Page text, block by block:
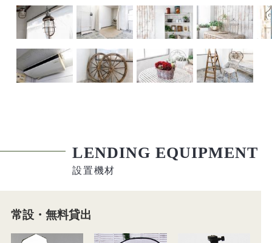
LENDING EQUIPMENT
設置機材
常設・無料貸出